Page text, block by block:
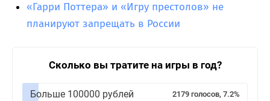
«Гарри Поттера» и «Игру престолов» не
планируют запрещать в России
Сколько вы тратите на игры в год?
Больше 100000 рублей 2179 голосов, 7.2%